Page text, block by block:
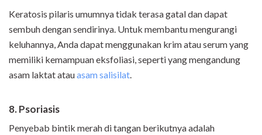
Keratosis pilaris umumnya tidak terasa gatal dan dapat
sembuh dengan sendirinya. Untuk membantu mengurangi
keluhannya, Anda dapat menggunakan krim atau serum yang
memiliki kemampuan eksfoliasi, seperti yang mengandung
asam laktat atauasam salisilat.
8. Psoriasis
Penyebab bintik merah di tangan berikutnya adalah